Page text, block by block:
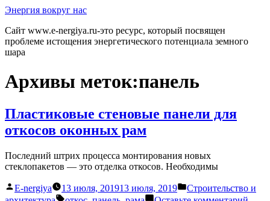
Перейти
содержимому
Энергия вокруг нас
Сайт www.e-nergiya.ru-это ресурс, который посвящен
проблеме истощения энергетического потенциала земного
шара
Архивы меток:панель
Пластиковые стеновые панели для
откосов оконных рам
Последний штрих процесса монтирования новых
стеклопакетов — это отделка откосов. Необходимы
Написано
автором
E-nergiya 13 июля, 201913 июля, 2019
Написано
в
Строительство и
Метки: